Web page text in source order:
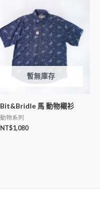
暫無庫存
Bit&Bridle 馬 動物襯衫
動物系列
NT$1,080